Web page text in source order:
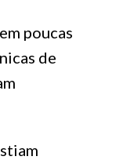
poucas
de